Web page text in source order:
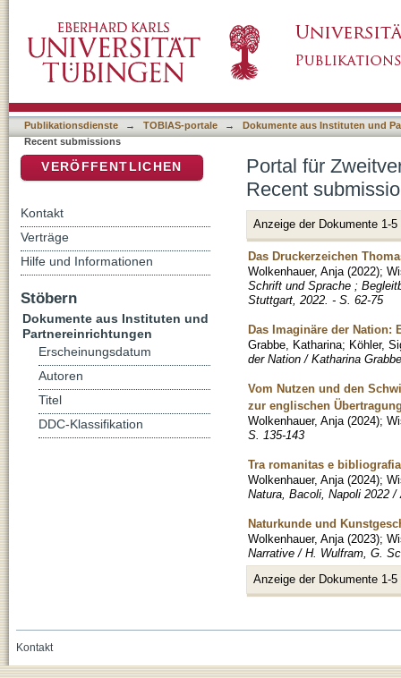
Publikationsdienste → TOBIAS-portale →
Dokumente aus Instituten und
Recent submissions
Portal für
Recent
Anzeige der Dokumente 1-5
Das Druckerzeichen
Wolkenhauer, Anja (2022);
Schrift und Sprache ;
Stuttgart, 2022. - S. 62-75
Das Imaginäre der Nation:
Grabbe, Katharina; Köhler,
der Nation / Katharina
Vom Nutzen und den
zur englischen
Wolkenhauer, Anja (2024);
S. 135-143
Tra romanitas e
Wolkenhauer, Anja (2024);
Natura, Bacoli, Napoli 2022
Naturkunde und
Wolkenhauer, Anja (2023);
Narrative / H. Wulfram, G.
Anzeige der Dokumente 1-5
VERÖFFENTLICHEN
Kontakt
Verträge
Hilfe und Informationen
Stöbern
Dokumente aus Instituten und
Partnereinrichtungen
Erscheinungsdatum
Autoren
Titel
DDC-Klassifikation
Kontakt